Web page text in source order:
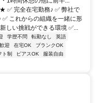
✅ 完全在宅勤務♪ ✅ 弊社で
これからの組織を一緒に形
しい挑戦ができる環境 ✅...
学歴不問 転勤なし
英語
迎 在宅OK
ブランクOK
ト制 ピアスOK
服装自由